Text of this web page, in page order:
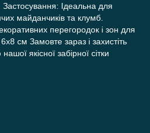
Застосування: Ідеальна для
майданчиків та клумб.
перегородок і зон для
см Замовте зараз і захистіть
якісної забірної сітки